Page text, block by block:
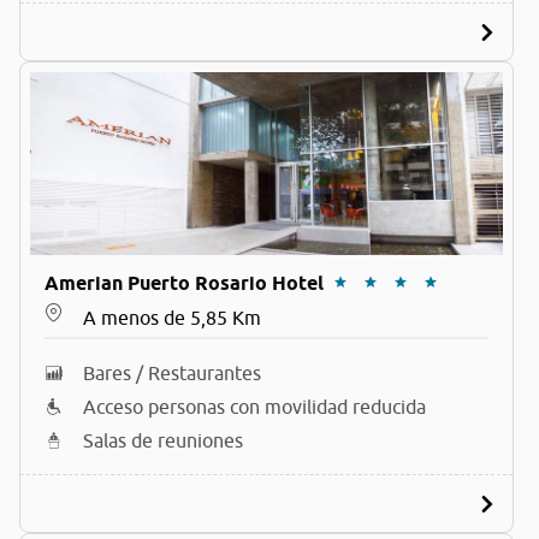
Amerian Puerto Rosario Hotel
A menos de 5,85 Km
Bares / Restaurantes
Acceso personas con movilidad reducida
Salas de reuniones